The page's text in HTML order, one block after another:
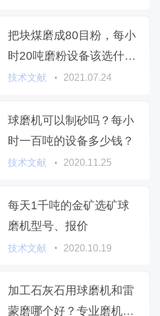
把块煤磨成80目粉，每小
时20吨磨粉设备该选什么
型号
技术文献 2021.07.24
球磨机可以制砂吗？每小
时一百吨的设备多少钱？
技术文献 2020.11.25
每天1千吨的金矿选矿球
磨机型号、报价
技术文献 2020.10.19
加工石灰石用球磨机和雷
蒙磨哪个好？专业磨机厂